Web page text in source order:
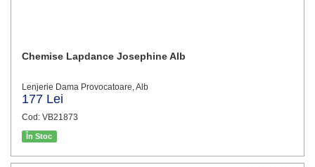
Chemise Lapdance Josephine Alb
Lenjerie Dama Provocatoare, Alb
177 Lei
Cod: VB21873
În Stoc